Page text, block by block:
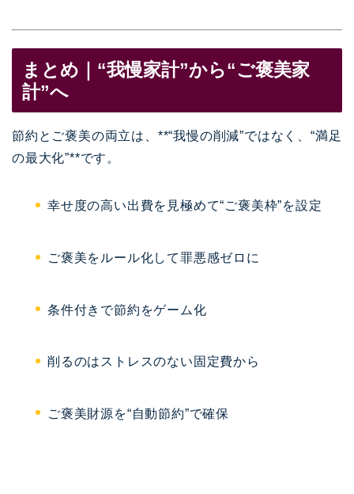
まとめ｜“我慢家計”から“ご褒美家
計”へ
節約とご褒美の両立は、**“我慢の削減”ではなく、“満足
の最大化”**です。
幸せ度の高い出費を見極めて“ご褒美枠”を設定
ご褒美をルール化して罪悪感ゼロに
条件付きで節約をゲーム化
削るのはストレスのない固定費から
ご褒美財源を“自動節約”で確保